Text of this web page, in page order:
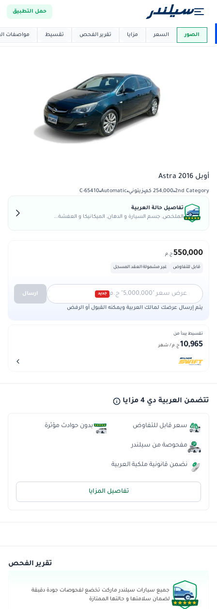
حمل التطبيق
العربية دي ماركت
أوبل Astra 2016
2nd Category 254,000 كم زيتوني Automatic
C-65410
تفاصيل حالة العربية
الملخص, جسم السيارة و الدهان, الميكانيكا و العفشة...
550,000 ج.م
قابل للتفاوض غير مشمولة العقد المسجل
عرض سعر "5,000,000" ج.م جديد ارسال
يتم إرسال عرضك لمالك العربية ويمكنه القبول أو الرفض
تقسيط يبدأ من
10,965 ج.م / شهر
تتضمن العربية دي 4 مزايا
سعر قابل للتفاوض
مفحوصة من سيلندر
نضمن قانونية ملكية العربية
بدون حوادث مؤثرة
تفاصيل المزايا
الصور السعر مزايا تقرير الفحص تقسيط مواصفات
تقرير الفحص
جميع سيارات سيلندر ماركت تخضع لفحوصات جودة دقيقة
لضمان سلامتها و حالتها الممتازة